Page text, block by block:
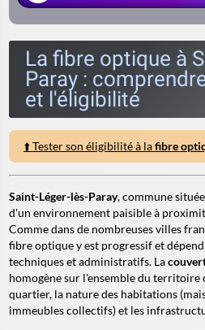
La fibre optique à
Paray :
et l'éligibilité
⬆️ Tester son éligibilité à lafibre
Saint-Léger-lès-Paray, commune
d'un environnement paisible à
Comme dans de nombreuses villes
fibre optique y est progressif et
techniques et administratifs. La
homogène sur l'ensemble du territoire
quartier, la nature des habitations
immeubles collectifs) et les